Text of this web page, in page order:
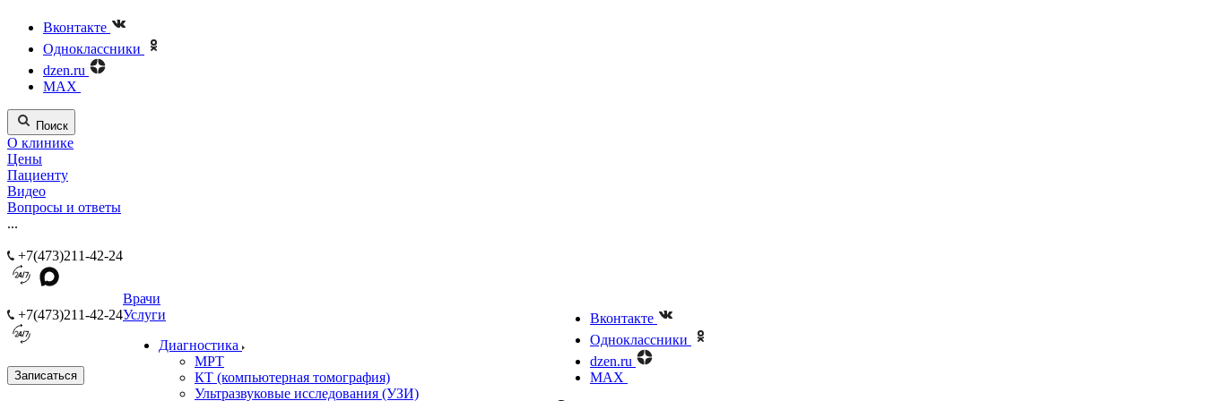
Вконтакте
Одноклассники
dzen.ru
MAX
Поиск
О клинике
Цены
Пациенту
Видео
Вопросы и ответы
...
+7(473)211-42-24
+7(473)211-42-24
Записаться
Врачи
Услуги
Диагностика
МРТ
КТ (компьютерная томография)
Ультразвуковые исследования (УЗИ)
Вконтакте
Одноклассники
dzen.ru
MAX